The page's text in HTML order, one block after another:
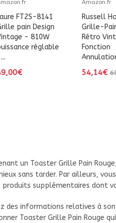
FT2S-8141
pain Design
- 810W
réglable
Amazon.fr
Russell
Grille-
Rétro
Fonction
54,14€
un Toaster Grille Pain
sans tarder. Par ailleurs,
supplémentaires dont
des informations relatives à
Toaster Grille Pain Rouge